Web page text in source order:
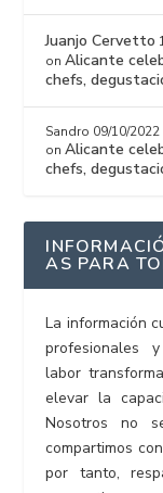
Juanjo Cervetto
onAlicante
chefs,
Sandro 09/10/2022
onAlicante
chefs,
AS PARA
La información
profesionales
labor
elevar la
Nosotros no
compartimos
por tanto,